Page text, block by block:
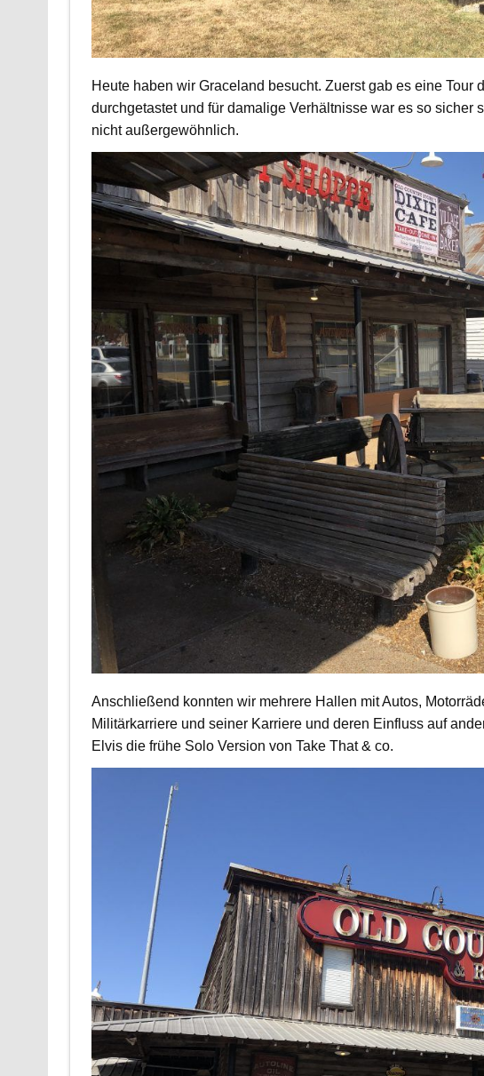
Heute haben wir Graceland besucht. Zuerst gab es eine
durchgetastet und für damalige Verhältnisse war es so sicher
nicht außergewöhnlich.
Anschließend konnten wir mehrere Hallen mit Autos,
Militärkarriere und seiner Karriere und deren Einfluss auf
Elvis die frühe Solo Version von Take That & co.